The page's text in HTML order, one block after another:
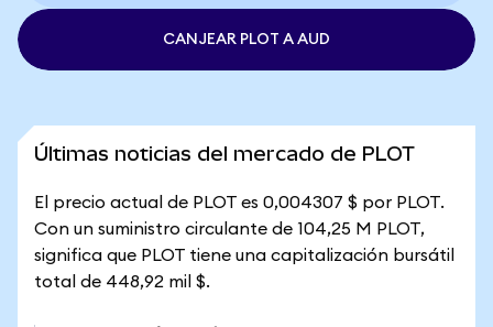
CANJEAR PLOT A AUD
Últimas noticias del mercado de PLOT
El precio actual de PLOT es 0,004307 $ por PLOT.
Con un suministro circulante de 104,25 M PLOT,
significa que PLOT tiene una capitalización bursátil
total de 448,92 mil $.